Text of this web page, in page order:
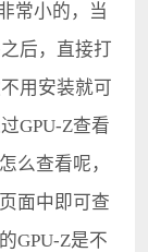
常小的，当
后，直接打
用安装就可
GPU-Z查看
么查看呢，
面中即可查
GPU-Z是不